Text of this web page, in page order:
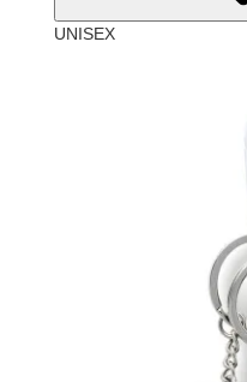
UNISEX